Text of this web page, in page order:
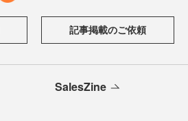
記事掲載のご依頼
SalesZine